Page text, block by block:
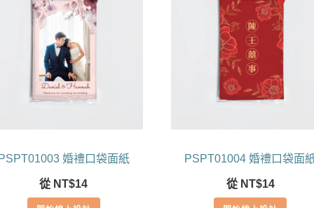
婚禮口袋面紙
從 NT$14
PSPT01004 婚禮口袋面
從 NT$14